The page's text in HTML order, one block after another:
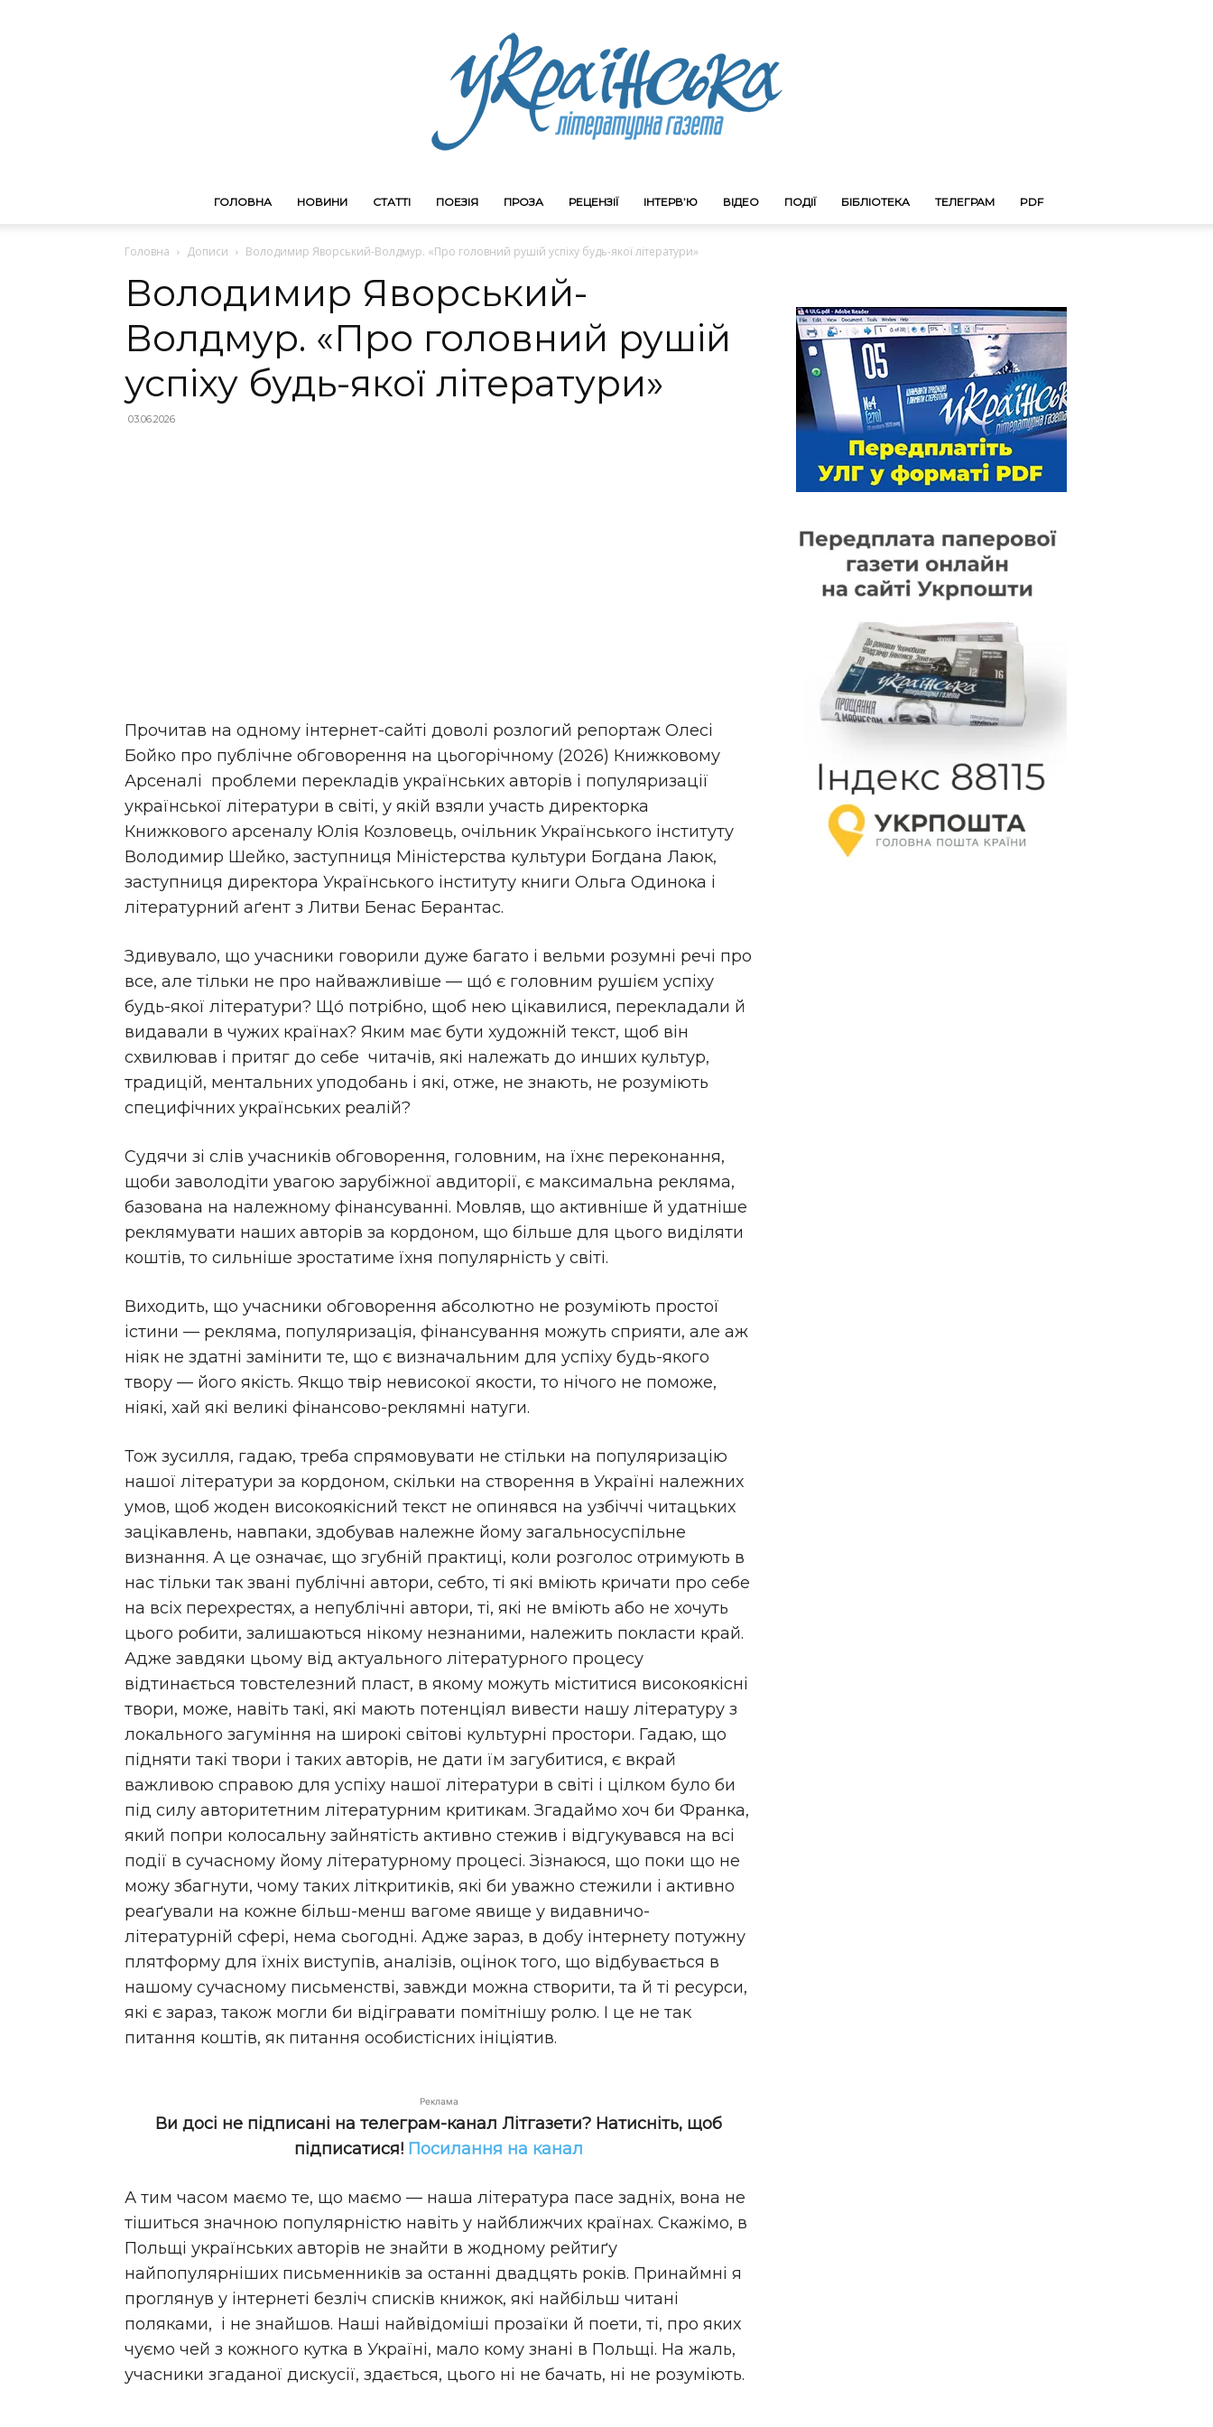
ГОЛОВНА НОВИНИ СТАТТІ ПОЕЗІЯ ПРОЗА РЕЦЕНЗІЇ ІНТЕРВ’Ю ВІДЕО ПОДІЇ БІБЛІОТЕКА ТЕЛЕГРАМ PDF
Головна Дописи Володимир Яворський-Волдмур. «Про головний рушій успіху будь-якої літератури»
Володимир Яворський-
Волдмур. «Про головний рушій
успіху будь-якої літератури»
03.06.2026
Прочитав на одному інтернет-сайті доволі розлогий репортаж Олесі
Бойко про публічне обговорення на цьогорічному (2026) Книжковому
Арсеналі проблеми перекладів українських авторів і популяризації
української літератури в світі, у якій взяли участь директорка
Книжкового арсеналу Юлія Козловець, очільник Українського інституту
Володимир Шейко, заступниця Міністерства культури Богдана Лаюк,
заступниця директора Українського інституту книги Ольга Одинока і
літературний аґент з Литви Бенас Берантас.
Здивувало, що учасники говорили дуже багато і вельми розумні речі про
все, але тільки не про найважливіше — що́ є головним рушієм успіху
будь-якої літератури? Що́ потрібно, щоб нею цікавилися, перекладали й
видавали в чужих країнах? Яким має бути художній текст, щоб він
схвилював і притяг до себе читачів, які належать до инших культур,
традицій, ментальних уподобань і які, отже, не знають, не розуміють
специфічних українських реалій?
Судячи зі слів учасників обговорення, головним, на їхнє переконання,
щоби заволодіти увагою зарубіжної авдиторії, є максимальна рекляма,
базована на належному фінансуванні. Мовляв, що активніше й удатніше
реклямувати наших авторів за кордоном, що більше для цього виділяти
коштів, то сильніше зростатиме їхня популярність у світі.
Виходить, що учасники обговорення абсолютно не розуміють простої
істини — рекляма, популяризація, фінансування можуть сприяти, але аж
ніяк не здатні замінити те, що є визначальним для успіху будь-якого
твору — його якість. Якщо твір невисокої якости, то нічого не поможе,
ніякі, хай які великі фінансово-реклямні натуги.
Тож зусилля, гадаю, треба спрямовувати не стільки на популяризацію
нашої літератури за кордоном, скільки на створення в Україні належних
умов, щоб жоден високоякісний текст не опинявся на узбіччі читацьких
зацікавлень, навпаки, здобував належне йому загальносуспільне
визнання. А це означає, що згубній практиці, коли розголос отримують в
нас тільки так звані публічні автори, себто, ті які вміють кричати про себе
на всіх перехрестях, а непублічні автори, ті, які не вміють або не хочуть
цього робити, залишаються нікому незнаними, належить покласти край.
Адже завдяки цьому від актуального літературного процесу
відтинається товстелезний пласт, в якому можуть міститися високоякісні
твори, може, навіть такі, які мають потенціял вивести нашу літературу з
локального загуміння на широкі світові культурні простори. Гадаю, що
підняти такі твори і таких авторів, не дати їм загубитися, є вкрай
важливою справою для успіху нашої літератури в світі і цілком було би
під силу авторитетним літературним критикам. Згадаймо хоч би Франка,
який попри колосальну зайнятість активно стежив і відгукувався на всі
події в сучасному йому літературному процесі. Зізнаюся, що поки що не
можу збагнути, чому таких літкритиків, які би уважно стежили і активно
реаґували на кожне більш-менш вагоме явище у видавничо-
літературній сфері, нема сьогодні. Адже зараз, в добу інтернету потужну
плятформу для їхніх виступів, аналізів, оцінок того, що відбувається в
нашому сучасному письменстві, завжди можна створити, та й ті ресурси,
які є зараз, також могли би відігравати помітнішу ролю. І це не так
питання коштів, як питання особистісних ініціятив.
Реклама
Ви досі не підписані на телеграм-канал Літгазети? Натисніть, щоб
підписатися! Посилання на канал
А тим часом маємо те, що маємо — наша література пасе задніх, вона не
тішиться значною популярністю навіть у найближчих країнах. Скажімо, в
Польщі українських авторів не знайти в жодному рейтиґу
найпопулярніших письменників за останні двадцять років. Принаймні я
проглянув у інтернеті безліч списків книжок, які найбільш читані
поляками, і не знайшов. Наші найвідоміші прозаїки й поети, ті, про яких
чуємо чей з кожного кутка в Україні, мало кому знані в Польщі. На жаль,
учасники згаданої дискусії, здається, цього ні не бачать, ні не розуміють.